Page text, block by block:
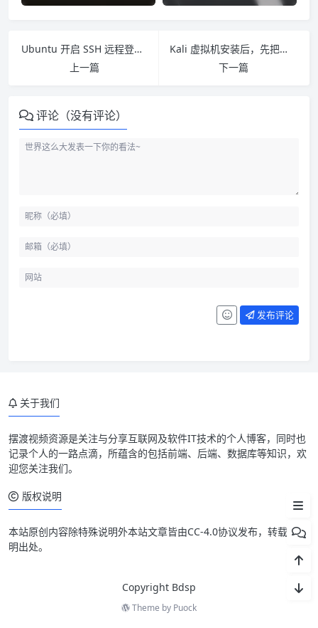
Ubuntu 开启 SSH 远程登录要做哪几步
上一篇
Kali 虚拟机安装后，先把这几个基础项配好
下一篇
评论（没有评论）
发布评论
优先处理软件源
关于我们
摆渡视频资源是关注与分享互联网及软件IT技术的个人博客，同时也
记录个人的一路点滴，所蕴含的包括前端、后端、数据库等知识，欢
迎您关注我们。
版权说明
本站原创内容除特殊说明外本站文章皆由CC-4.0协议发布，转载请注
明出处。
Copyright Bdsp
Theme by Puock